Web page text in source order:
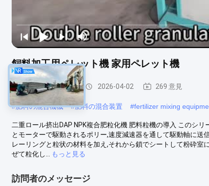
飼料加工用ペレット機 家用ペレット機
混合肥料の造粒機 2026-04-02 269 意見
#肥料の混合機械 #肥料の混合装置 #fertilizer mixing
二重ロール挤出DAP NPK複合肥粒化機 肥料粒機の導入 このシ
とモーターで駆動されるポリー,速度減速器を通して駆動軸に
レーリングと粒状の材料を加え,それから鎖でシートして粉砕
ぜて粒化し...
もっと見る
訪問者のメッセージ